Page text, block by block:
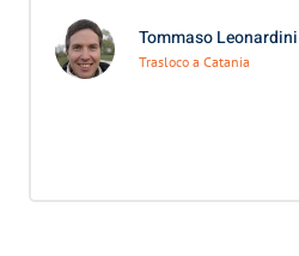
Tommaso Leonardini
Trasloco a Catania